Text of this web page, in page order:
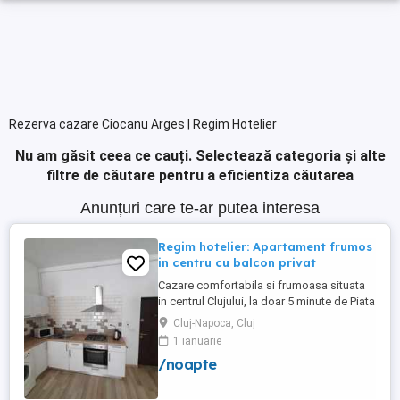
Rezerva cazare Ciocanu Arges | Regim Hotelier
Nu am găsit ceea ce cauți. Selectează categoria și alte
filtre de căutare pentru a eficientiza căutarea
Anunțuri care te-ar putea interesa
Regim hotelier: Apartament frumos
in centru cu balcon privat
Cazare comfortabila si frumoasa situata
in centrul Clujului, la doar 5 minute de Piata
Mihai Viteazu, intr-un bloc nou.
Apartamentul este mobilat si utilat
complet, avand aragaz, hota, cuptor de
microunde, fierbator de apa, masina de
Cluj-Napoca, Cluj
1 ianuarie
/noapte